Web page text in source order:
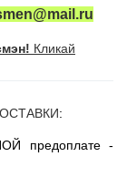
Кликай
:
предоплате -